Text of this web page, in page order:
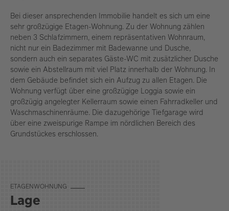
Bei dieser ansprechenden Immobilie handelt es sich um eine
sehr großzügige Etagen-Wohnung. Zu der Wohnung zählen
neben 3 Schlafzimmern, einem repräsentativen Wohnraum,
nicht nur ein Badezimmer mit Badewanne und Dusche,
sondern auch ein separates Gäste-WC mit zusätzlicher Dusche
sowie ein Abstellraum mit viel Platz innerhalb der Wohnung. In
dem Gebäude befindet sich ein Aufzug zu allen Etagen. Die
Wohnung verfügt über eine großzügige Loggia sowie ein
großzügig angelegter Kellerraum sowie einen Fahrradkeller und
Waschmaschinenräume. Die dazugehörige Tiefgarage wird
über eine zweispurige Rampe im nördlichen Bereich des
Grundstückes erschlossen.
ETA­GEN­WOH­NUNG
Lage